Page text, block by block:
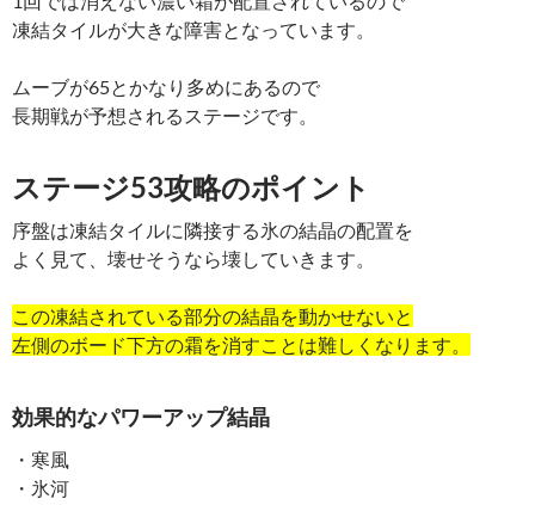
凍結タイルが大きな障害となっています。
ムーブが65とかなり多めにあるので
長期戦が予想されるステージです。
ステージ53攻略のポイント
序盤は凍結タイルに隣接する氷の結晶の配置を
よく見て、壊せそうなら壊していきます。
この凍結されている部分の結晶を動かせないと
左側のボード下方の霜を消すことは難しくなります。
効果的なパワーアップ結晶
・寒風
・氷河